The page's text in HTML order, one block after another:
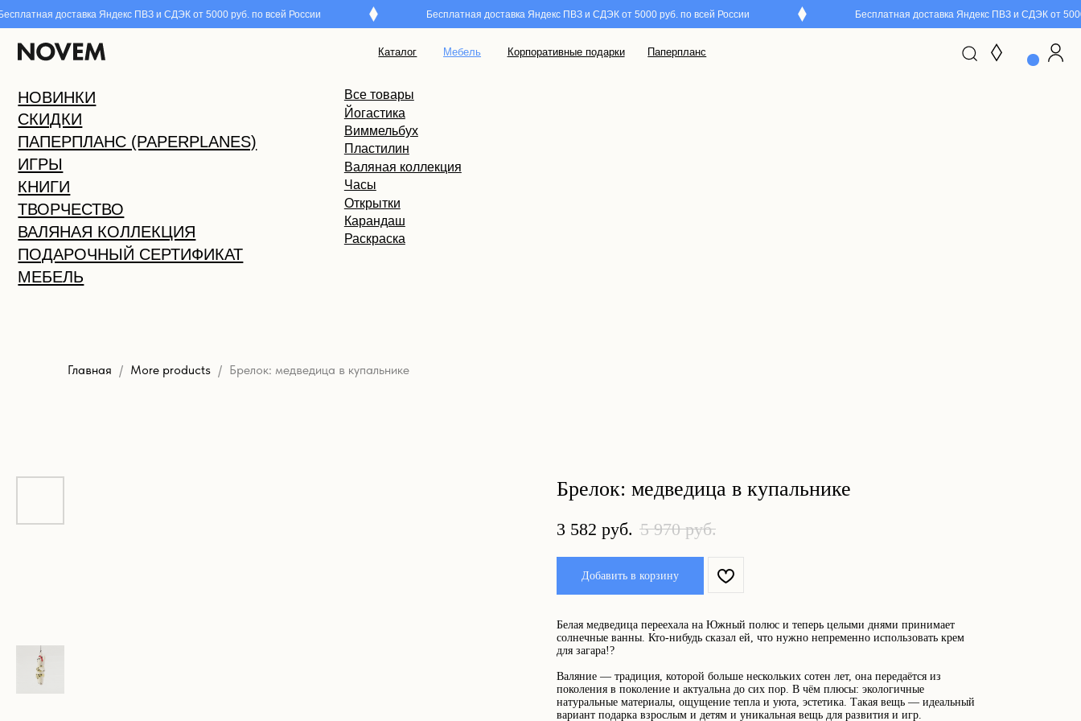
доставка Яндекс ПВЗ и СДЭК от 5000 руб. по всей России Бесплатная доставка Яндекс ПВЗ и СДЭК от 5000 руб. по всей России Бесплатная доставка Яндекс ПВЗ и СДЭК от 5000 руб.
Корпоративные подарки
Раскраска
Карандаш
Открытки
Валяная коллекция
Пластилин
Виммельбух
Йогастика
МЕБЕЛЬ
ПОДАРОЧНЫЙ СЕРТИФИКАТ
ВАЛЯНАЯ КОЛЛЕКЦИЯ
ТВОРЧЕСТВО
КНИГИ
ИГРЫ
СКИДКИ
ПАПЕРПЛАНС (PAPERPLANES)
Главная More products Брелок: медведица в купальнике
Брелок: медведица в купальнике
3 582 руб. 5 970 руб.
Добавить в корзину
Белая медведица переехала на Южный полюс и теперь целыми днями принимает
солнечные ванны. Кто-нибудь сказал ей, что нужно непременно использовать крем
для загара!?
Валяние — традиция, которой больше нескольких сотен лет, она передаётся из
поколения в поколение и актуальна до сих пор. В чём плюсы: экологичные
натуральные материалы, ощущение тепла и уюта, эстетика. Такая вещь — идеальный
вариант подарка взрослым и детям и уникальная вещь для развития и игр.